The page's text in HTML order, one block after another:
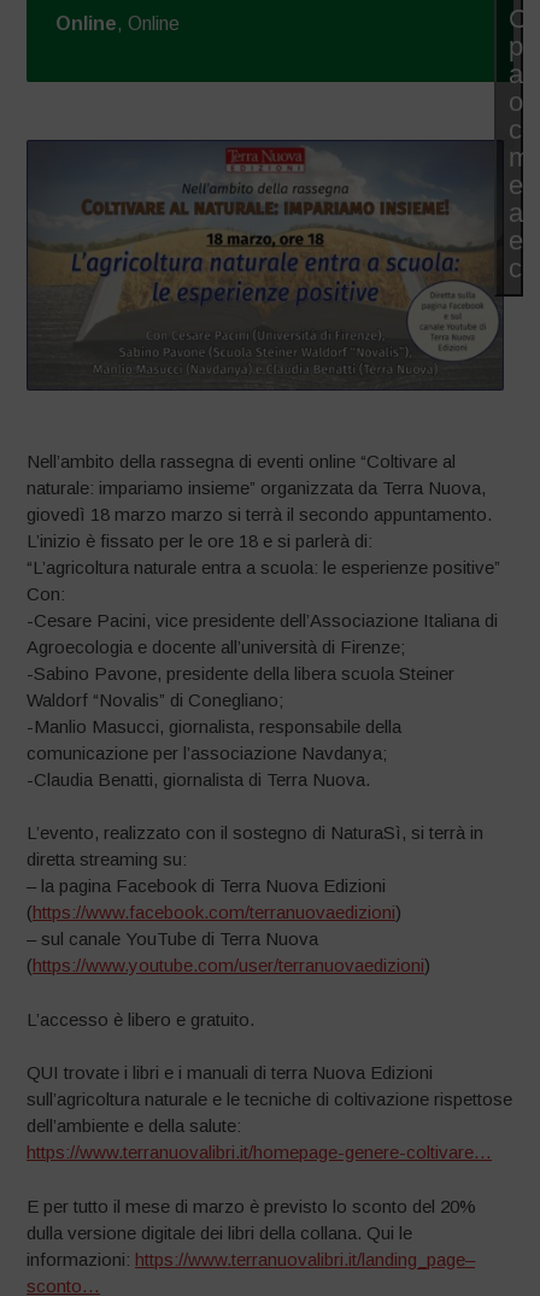
Online, Online
os
e
Nell’ambito della rassegna di eventi online “Coltivare al
naturale: impariamo insieme” organizzata da Terra Nuova,
giovedì 18 marzo marzo si terrà il secondo appuntamento.
L’inizio è fissato per le ore 18 e si parlerà di:
“L’agricoltura naturale entra a scuola: le esperienze positive”
Con:
-Cesare Pacini, vice presidente dell’Associazione Italiana di
Agroecologia e docente all’università di Firenze;
-Sabino Pavone, presidente della libera scuola Steiner
Waldorf “Novalis” di Conegliano;
-Manlio Masucci, giornalista, responsabile della
comunicazione per l’associazione Navdanya;
-Claudia Benatti, giornalista di Terra Nuova.
L’evento, realizzato con il sostegno di NaturaSì, si terrà in
diretta streaming su:
– la pagina Facebook di Terra Nuova Edizioni
(https://www.facebook.com/terranuovaedizioni)
– sul canale YouTube di Terra Nuova
(https://www.youtube.com/user/terranuovaedizioni)
L’accesso è libero e gratuito.
QUI trovate i libri e i manuali di terra Nuova Edizioni
sull’agricoltura naturale e le tecniche di coltivazione rispettose
dell’ambiente e della salute:
https://www.terranuovalibri.it/homepage-genere-coltivare…
E per tutto il mese di marzo è previsto lo sconto del 20%
dulla versione digitale dei libri della collana. Qui le
informazioni: https://www.terranuovalibri.it/landing_page–
sconto…